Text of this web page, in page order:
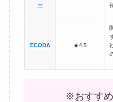
ー
ECODA ★4.5
※おすす